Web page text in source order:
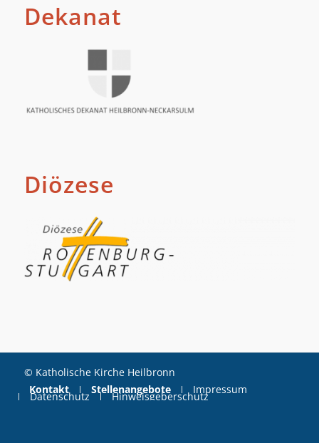
Dekanat
Diözese
© Katholische Kirche Heilbronn
Kontakt
Stellenangebote Impressum
Datenschutz Hinweisgeberschutz